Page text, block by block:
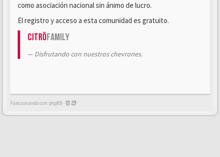
como asociación nacional sin ánimo de lucro.
El registro y acceso a esta comunidad es gratuito.
CitröFamily
Disfrutando con nuestros chevrones.
Funcionando con phpBB -